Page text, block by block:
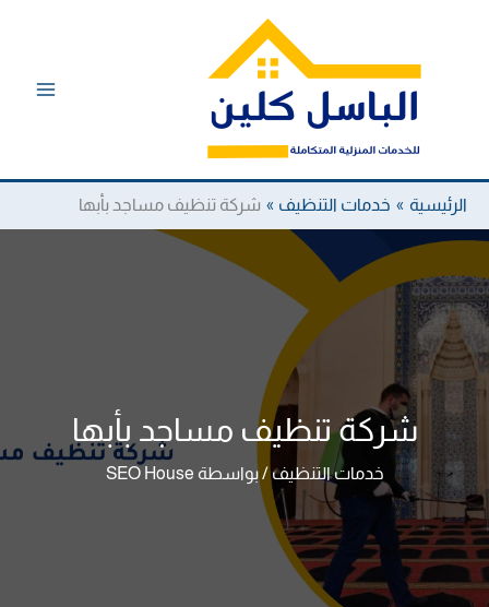
الرئيسية خدمات التنظيف شركة تنظيف مساجد بأبها
شركة تنظيف مساجد بأبها
خدمات التنظيف/ بواسطة SEO House